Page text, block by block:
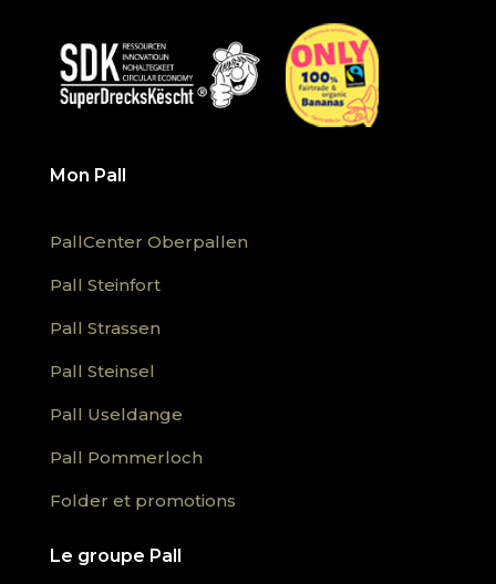
Mon Pall
PallCenter Oberpallen
Pall Steinfort
Pall Strassen
Pall Steinsel
Pall Useldange
Pall Pommerloch
Folder et promotions
Le groupe Pall